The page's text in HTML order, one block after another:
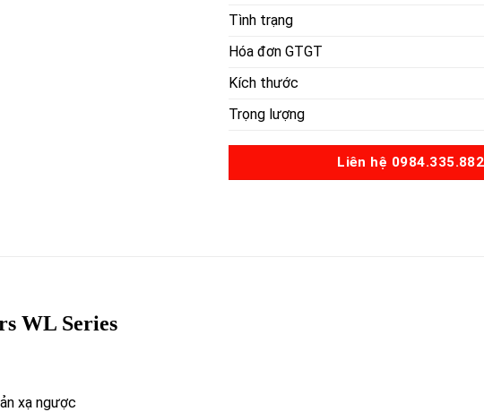
Tình trạng
Hóa đơn GTGT
Kích thước
Trọng lượng
Liên hệ 0984.335.882
WL Series
xạ ngược